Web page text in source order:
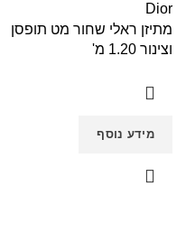
Dior
מתיזן ראלי שחור מט תופסן
וצינור 1.20 מ'
מידע נוסף